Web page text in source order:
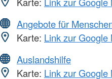
Angebote für
Karte: Link zur Google
Auslandshilfe
Karte: Link zur Google